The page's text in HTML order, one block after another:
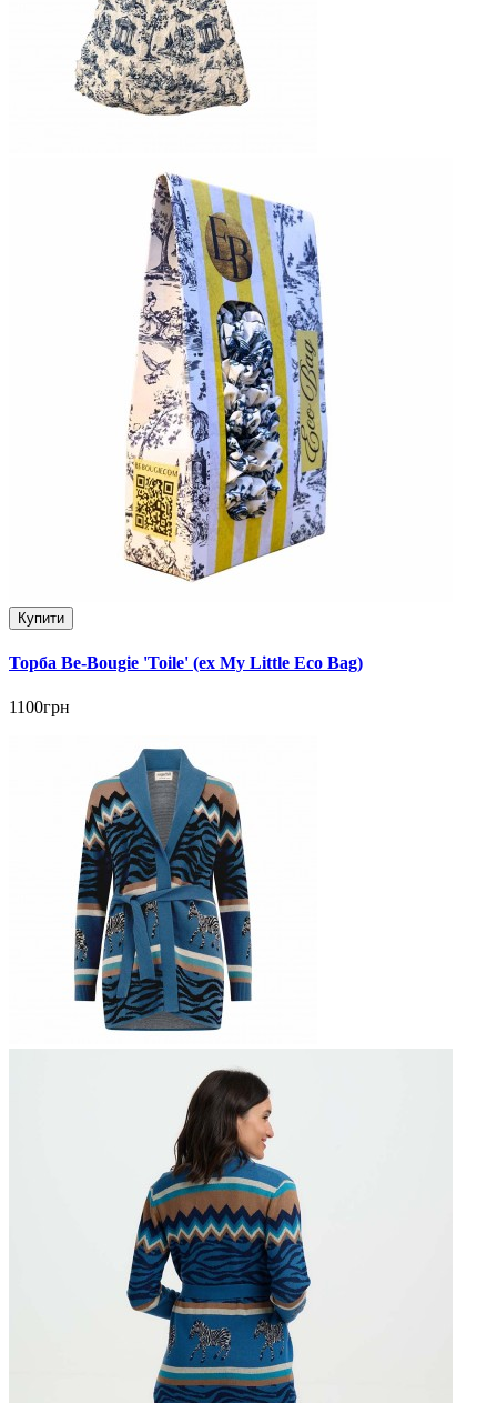
Купити
Торба Be-Bougie 'Toile' (ex My Little Eco Bag)
1100грн